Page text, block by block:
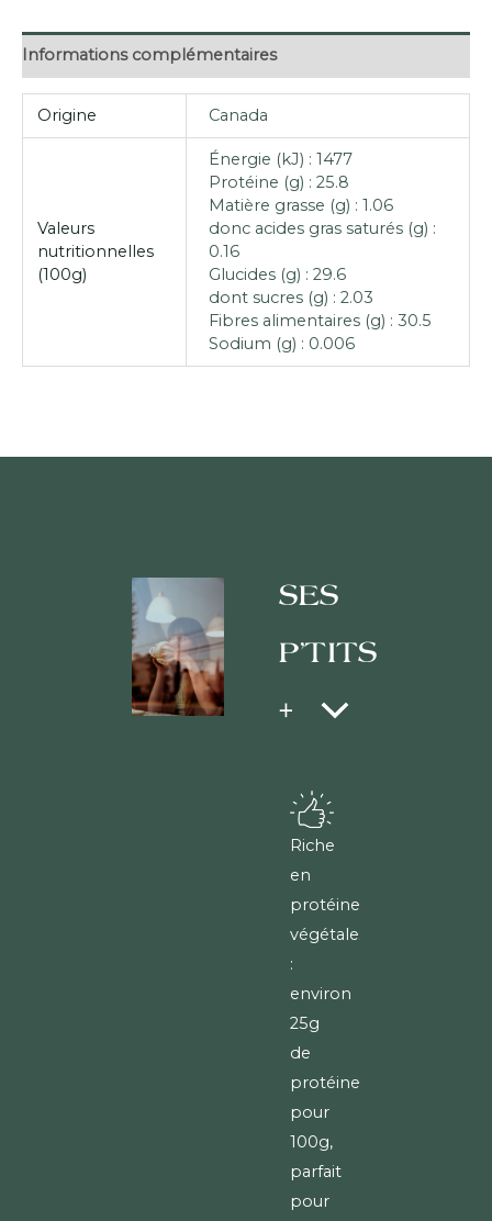
Informations complémentaires
Origine Canada
Valeurs
nutritionnelles
(100g)
Énergie (kJ) : 1477
Protéine (g) : 25.8
Matière grasse (g) : 1.06
donc acides gras saturés (g) :
0.16
Glucides (g) : 29.6
dont sucres (g) : 2.03
Fibres alimentaires (g) : 30.5
Sodium (g) : 0.006
SES
P'TITS
+
Riche
en
protéines
végétales
:
environ
25g
de
protéines
pour
100g,
parfait
pour